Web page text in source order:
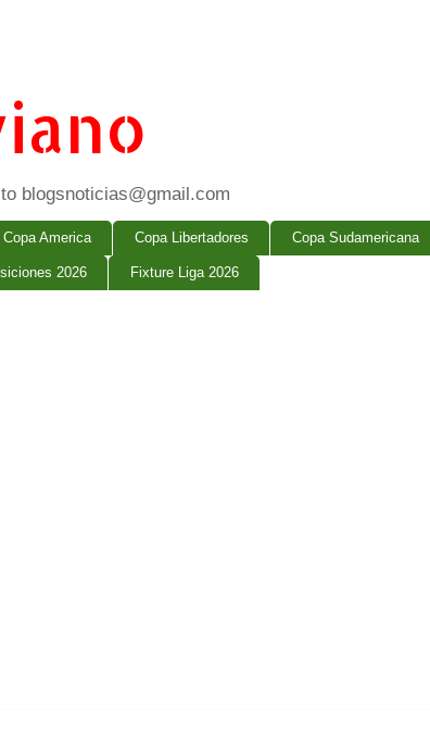
blogsnoticias@gmail.com
Copa America Copa Libertadores Copa Sudamericana
2026 Fixture Liga 2026